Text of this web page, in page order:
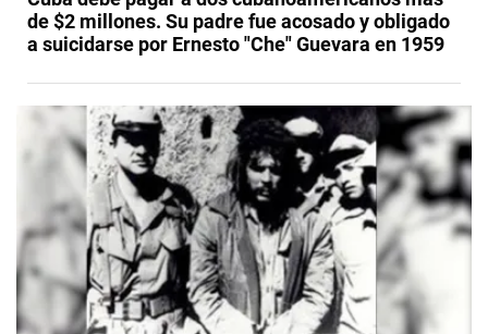
de $2 millones. Su padre fue acosado y obligado
a suicidarse por Ernesto "Che" Guevara en 1959